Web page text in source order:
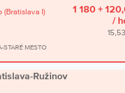
(Bratislava I)
1 180 +
/
STARÉ MESTO
Ružinov